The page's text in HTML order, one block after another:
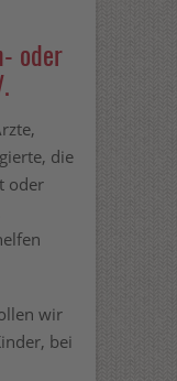
oder
die
oder
wir
bei